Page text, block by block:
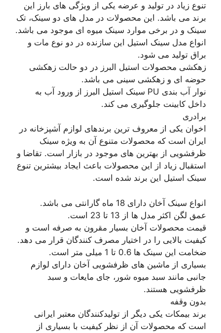
تنوع زیاد در تولید و عرضه یکی از ویژگی های بارز این
برند می باشد. این محصولات در مدل های دو سینک، تک
سینک و در برخی موارد سینک میوه ای موجود می باشد.
انواع مدل سینک استیل این سازنده در دو نوع مات و
براق تولید می شود.
زهکشی محصولات استیل البرز در دو حالت زهکشی
حوضه ای و زهکشی سینی می باشد.
نوار آب بندی PU سینک استیل البرز از ورود آب به
داخل کابینت جلوگیری می کند.
برادری
اخوان یکی از معروف ترین برندهای لوازم آشپزخانه در
ایران است که محصولات متنوع آن به ویژه سینک
ظرفشویی از بهترین های موجود در بازار است. تقاضا و
استقبال زیاد از این محصولات باعث ایجاد بیشترین تنوع
سینک استیل این برند شده است.
انواع سینک آخان دارای 18 ماه گارانتی می باشد.
عمق لگن اکثر مدل ها از 13 تا 23 است.
قیمت محصولات آخان بسیار مقرون به صرفه است و
کیفیت بالایی را در اختیار مصرف کنندگان قرار می دهد.
ضخامت این سینک ها 0.6 تا 1 میلی متر است.
بسیاری از ماشین های ظرفشویی آخان دارای لوازم
جانبی مانند سبد میوه شور، جای مایعات و سبد
ظرفشویی هستند.
بدون وقفه
برند بیمکات یکی دیگر از تولیدکنندگان معتبر ایرانی
است که محصولات آن از نظر کیفیت با بسیاری از